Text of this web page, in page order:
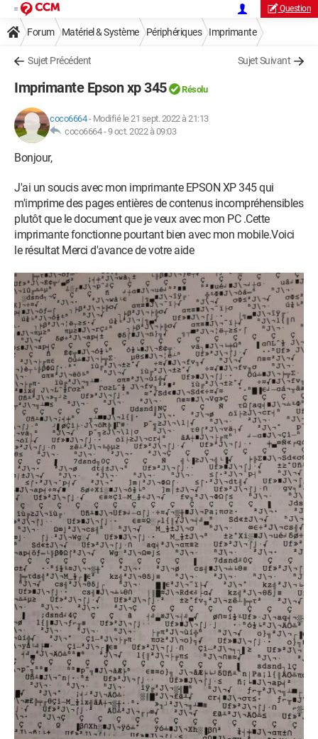
Question
Forum Matériel & Système Périphériques Imprimante
Sujet Précédent Sujet Suivant
Imprimante Epson xp 345 Résolu
coco6664- Modifié le 21 sept. 2022 à 21:13
coco6664 -9 oct. 2022 à 09:03
Bonjour,
J'ai un soucis avec mon imprimante EPSON XP 345 qui
m'imprime des pages entières de contenus incompréhensibles
plutôt que le document que je veux avec mon PC .Cette
imprimante fonctionne pourtant bien avec mon mobile.Voici
le résultat Merci d'avance de votre aide